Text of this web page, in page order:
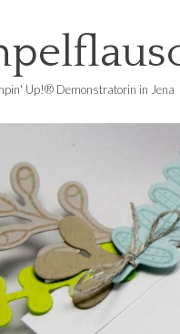
Up!® Demonstratorin in Jena